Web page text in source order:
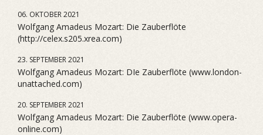
06. OKTOBER 2021
Wolfgang Amadeus Mozart: Die Zauberflöte
(http://celex.s205.xrea.com)
23. SEPTEMBER 2021
Wolfgang Amadeus Mozart: DIe Zauberflöte (www.london-
unattached.com)
20. SEPTEMBER 2021
Wolfgang Amadeus Mozart: Die Zauberflöte (www.opera-
online.com)